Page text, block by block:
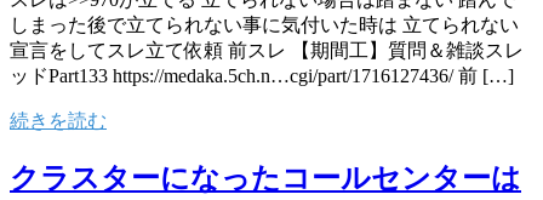
しまった後で立てられない事に気付いた時は 立てられない
宣言をしてスレ立て依頼 前スレ 【期間工】質問＆雑談スレ
ッドPart133 https://medaka.5ch.n…cgi/part/1716127436/ 前 […]
続きを読む
クラスターになったコールセンターは